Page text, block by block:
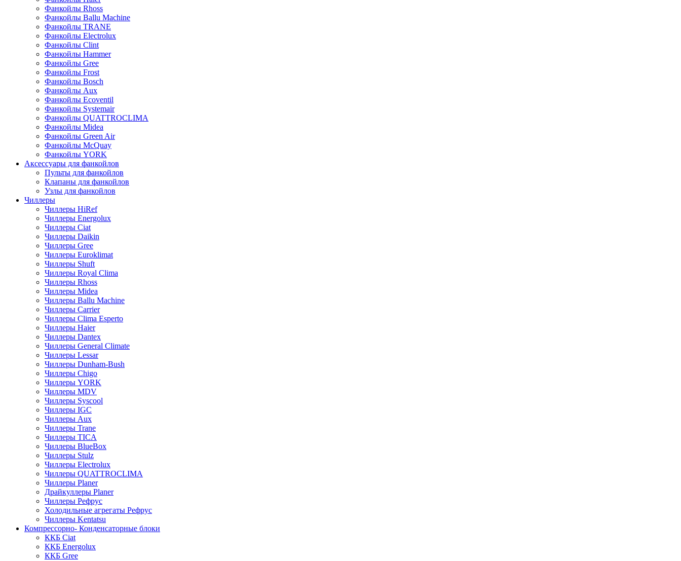
Фанкойлы Rhoss
Фанкойлы Ballu Machine
Фанкойлы TRANE
Фанкойлы Electrolux
Фанкойлы Clint
Фанкойлы Hammer
Фанкойлы Gree
Фанкойлы Frost
Фанкойлы Bosch
Фанкойлы Aux
Фанкойлы Ecoventil
Фанкойлы Systemair
Фанкойлы QUATTROCLIMA
Фанкойлы Midea
Фанкойлы Green Air
Фанкойлы McQuay
Фанкойлы YORK
Аксессуары для фанкойлов
Пульты для фанкойлов
Клапаны для фанкойлов
Узлы для фанкойлов
Чиллеры
Чиллеры HiRef
Чиллеры Energolux
Чиллеры Ciat
Чиллеры Daikin
Чиллеры Gree
Чиллеры Euroklimat
Чиллеры Shuft
Чиллеры Royal Clima
Чиллеры Rhoss
Чиллеры Midea
Чиллеры Ballu Machine
Чиллеры Carrier
Чиллеры Clima Esperto
Чиллеры Haier
Чиллеры Dantex
Чиллеры General Climate
Чиллеры Lessar
Чиллеры Dunham-Bush
Чиллеры Chigo
Чиллеры YORK
Чиллеры MDV
Чиллеры Syscool
Чиллеры IGC
Чиллеры Aux
Чиллеры Trane
Чиллеры TICA
Чиллеры BlueBox
Чиллеры Stulz
Чиллеры Electrolux
Чиллеры QUATTROCLIMA
Чиллеры Planer
Драйкуллеры Planer
Чиллеры Рефрус
Холодильные агрегаты Рефрус
Чиллеры Kentatsu
Компрессорно- Конденсаторные блоки
ККБ Ciat
ККБ Energolux
ККБ Gree